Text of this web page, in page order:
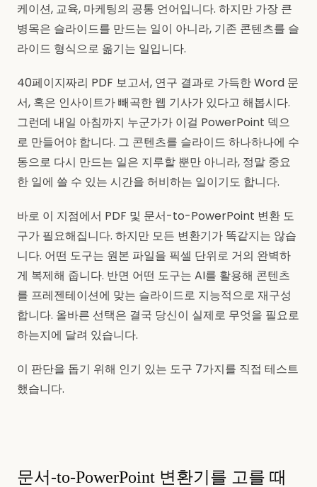
케이션, 교육, 마케팅의 공통 언어입니다. 하지만 가장 큰
병목은 슬라이드를 만드는 일이 아니라, 기존 콘텐츠를 슬
라이드 형식으로 옮기는 일입니다.
40페이지짜리 PDF 보고서, 연구 결과로 가득한 Word 문
서, 혹은 인사이트가 빼곡한 웹 기사가 있다고 해봅시다.
그런데 내일 아침까지 누군가가 이걸 PowerPoint 덱으
로 만들어야 합니다. 그 콘텐츠를 슬라이드 하나하나에 수
동으로 다시 만드는 일은 지루할 뿐만 아니라, 정말 중요
한 일에 쓸 수 있는 시간을 허비하는 일이기도 합니다.
바로 이 지점에서 PDF 및 문서-to-PowerPoint 변환 도
구가 필요해집니다. 하지만 모든 변환기가 똑같지는 않습
니다. 어떤 도구는 원본 파일을 픽셀 단위로 거의 완벽하
게 복제해 줍니다. 반면 어떤 도구는 AI를 활용해 콘텐츠
를 프레젠테이션에 맞는 슬라이드로 지능적으로 재구성
합니다. 올바른 선택은 결국 당신이 실제로 무엇을 필요로
하는지에 달려 있습니다.
이 판단을 돕기 위해 인기 있는 도구 7가지를 직접 테스트
했습니다.
문서-to-PowerPoint 변환기를 고를 때